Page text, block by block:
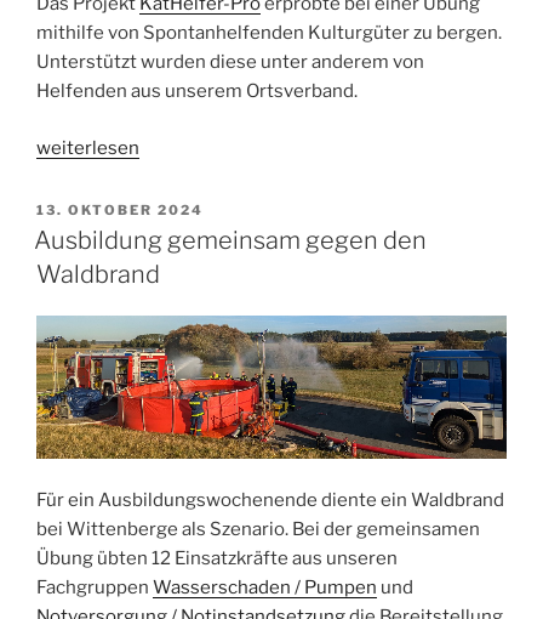
mithilfe von Spontanhelfenden Kulturgüter zu bergen.
Unterstützt wurden diese unter anderem von
Helfenden aus unserem Ortsverband.
„Spontan
retten“
weiterlesen
VERÖFFENTLICHT
AM
13. OKTOBER 2024
Ausbildung gemeinsam gegen den
Waldbrand
Für ein Ausbildungswochenende diente ein Waldbrand
bei Wittenberge als Szenario. Bei der gemeinsamen
Übung übten 12 Einsatzkräfte aus unseren
Fachgruppen Wasserschaden / Pumpen und